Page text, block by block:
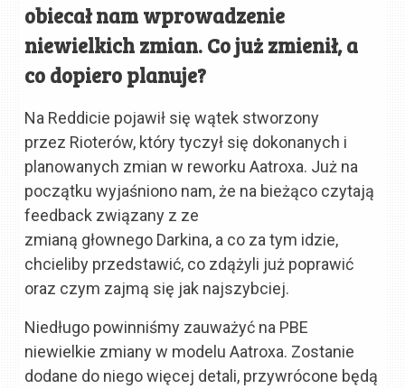
obiecał nam wprowadzenie
niewielkich zmian. Co już zmienił, a
co dopiero planuje?
Na Reddicie pojawił się wątek stworzony
przez Rioterów, który tyczył się dokonanych i
planowanych zmian w reworku Aatroxa. Już na
początku wyjaśniono nam, że na bieżąco czytają
feedback związany z ze
zmianą głownego Darkina, a co za tym idzie,
chcieliby przedstawić, co zdążyli już poprawić
oraz czym zajmą się jak najszybciej.
Niedługo powinniśmy zauważyć na PBE
niewielkie zmiany w modelu Aatroxa. Zostanie
dodane do niego więcej detali, przywrócone będą